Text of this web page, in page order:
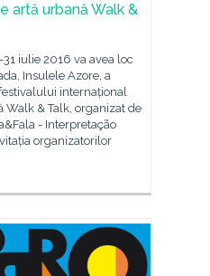
artă urbană Walk &
31 iulie 2016 va avea loc
Insulele Azore, a
internațional
Walk & Talk, organizat de
- Interpretação
organizatorilor